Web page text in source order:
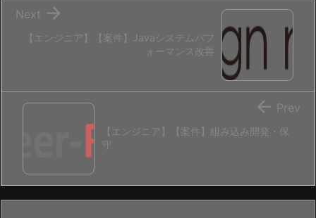
【エンジニア】【案件】Javaシステムパフ
ォーマンス改善

Next
【エンジニア】【案件】組み込み開発・保
守
 Prev